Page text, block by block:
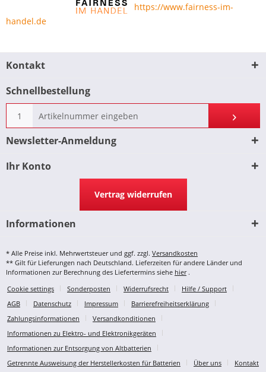
https://www.fairness-im-
handel.de
Kontakt
Schnellbestellung
Newsletter-Anmeldung
Ihr Konto
Vertrag widerrufen
Informationen
* Alle Preise inkl. Mehrwertsteuer und ggf. zzgl. Versandkosten
** Gilt für Lieferungen nach Deutschland. Lieferzeiten für andere Länder und
Informationen zur Berechnung des Liefertermins siehe hier.
Cookie settings
Sonderposten Widerrufsrecht
Hilfe / Support
AGB
Datenschutz Impressum
Barrierefreiheitserklärung
Zahlungsinformationen
Versandkonditionen
Informationen zu Elektro- und Elektronikgeräten
Informationen zur Entsorgung von Altbatterien
Getrennte Ausweisung der Herstellerkosten für Batterien
Über uns Kontakt